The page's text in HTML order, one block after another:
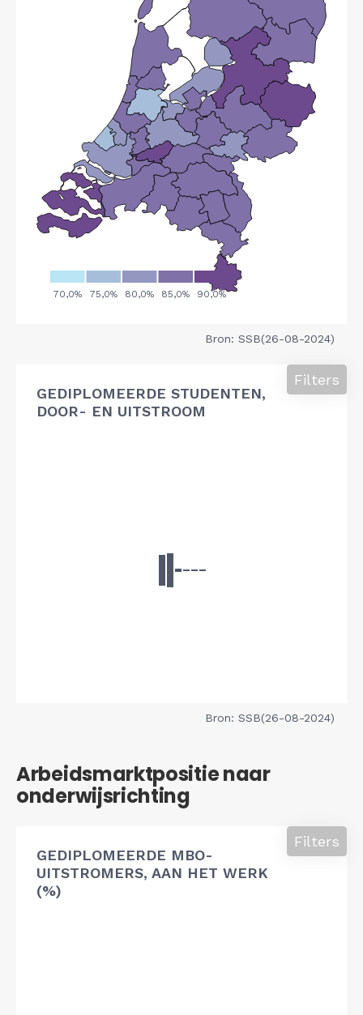
Bron: SSB(26-08-2024)
GEDIPLOMEERDE STUDENTEN,
DOOR- EN UITSTROOM
Filters
Bron: SSB(26-08-2024)
Arbeidsmarktpositie naar
onderwijsrichting
GEDIPLOMEERDE MBO-
UITSTROMERS, AAN HET WERK
(%)
Filters